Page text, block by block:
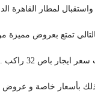
لمطار القاهرة
و عروض على إيجار اتوبيس 33 راكب